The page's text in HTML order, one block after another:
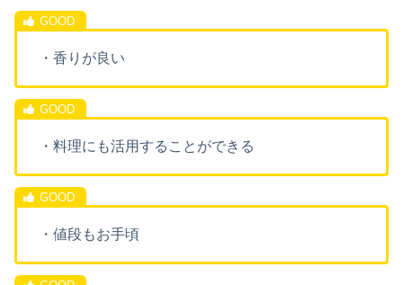
・香りが良い
・料理にも活用することができる
・値段もお手頃